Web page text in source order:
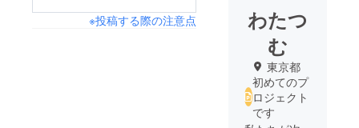
※投稿する際の注意点
わたつ
む
東京都
初めてのプ
ロジェクト
です